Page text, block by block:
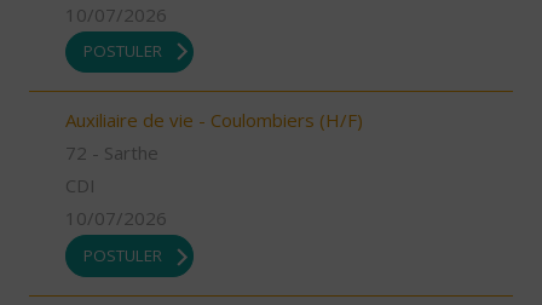
10/07/2026
POSTULER
Auxiliaire de vie - Coulombiers (H/F)
72 - Sarthe
CDI
10/07/2026
POSTULER